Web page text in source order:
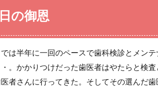
の御恩
は半年に一回のペースで歯科検診とメン
。かかりつけだった歯医者はやたらと検
者さんに行ってきた。そしてその選んだ